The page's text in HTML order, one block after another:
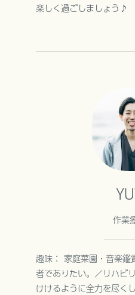
楽しく過ごしましょう♪
作業
趣味： 家庭菜園・音楽
者でありたい。／リハビ
けけるように全力を尽く